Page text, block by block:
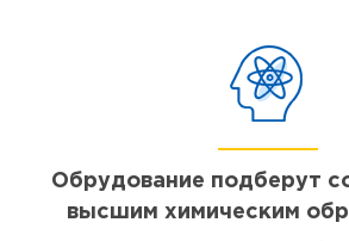
Обрудование подберут
высшим химическим